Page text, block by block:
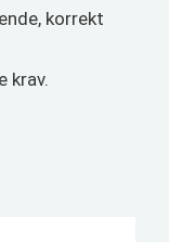
korrekt
krav.